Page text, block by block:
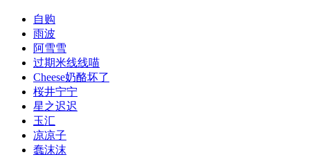
自购
雨波
阿雪雪
过期米线线喵
Cheese奶酪坏了
桜井宁宁
星之迟迟
玉汇
凉凉子
蠢沫沫